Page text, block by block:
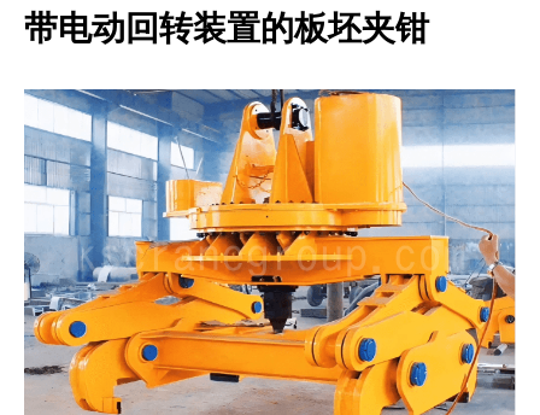
带电动回转装置的板坯夹钳